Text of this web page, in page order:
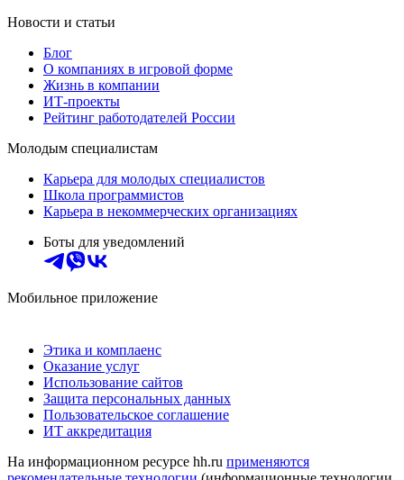
Новости и статьи
Блог
О компаниях в игровой форме
Жизнь в компании
ИТ-проекты
Рейтинг работодателей России
Молодым специалистам
Карьера для молодых специалистов
Школа программистов
Карьера в некоммерческих организациях
Боты для уведомлений
Мобильное приложение
Этика и комплаенс
Оказание услуг
Использование сайтов
Защита персональных данных
Пользовательское соглашение
ИТ аккредитация
На информационном ресурсе hh.ru применяются